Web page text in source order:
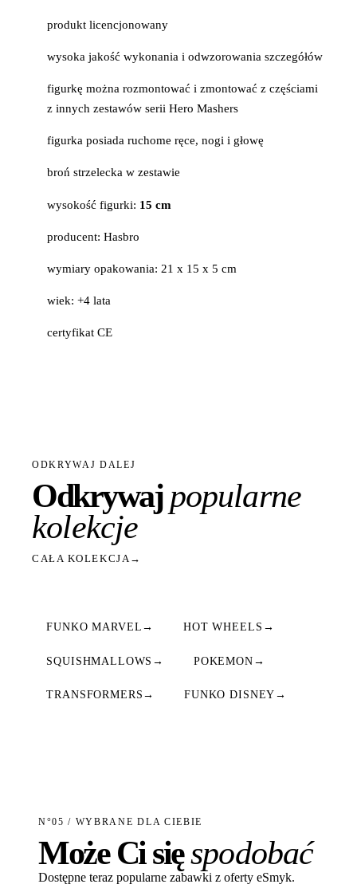
produkt licencjonowany
wysoka jakość wykonania i odwzorowania szczegółów
figurkę można rozmontować i zmontować z częściami
z innych zestawów serii Hero Mashers
figurka posiada ruchome ręce, nogi i głowę
broń strzelecka w zestawie
wysokość figurki: 15 cm
producent: Hasbro
wymiary opakowania: 21 x 15 x 5 cm
wiek: +4 lata
certyfikat CE
ODKRYWAJ DALEJ
Odkrywajpopularne
kolekcje
CAŁA KOLEKCJA→
FUNKO MARVEL → HOT WHEELS →
SQUISHMALLOWS → POKEMON →
TRANSFORMERS → FUNKO DISNEY →
N°05 / WYBRANE DLA CIEBIE
Może Ci sięspodobać
Dostępne teraz popularne zabawki z oferty eSmyk.